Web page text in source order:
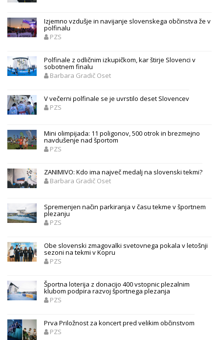
Izjemno vzdušje in navijanje slovenskega občinstva že v
polfinalu
PZS
Polfinale z odličnim izkupičkom, kar štirje Slovenci v
sobotnem finalu
Barbara Gradič Oset
V večerni polfinale se je uvrstilo deset Slovencev
PZS
Mini olimpijada: 11 poligonov, 500 otrok in brezmejno
navdušenje nad športom
PZS
ZANIMIVO: Kdo ima največ medalj na slovenski tekmi?
Barbara Gradič Oset
Spremenjen način parkiranja v času tekme v športnem
plezanju
PZS
Obe slovenski zmagovalki svetovnega pokala v letošnji
sezoni na tekmi v Kopru
PZS
Športna loterija z donacijo 400 vstopnic plezalnim
klubom podpira razvoj športnega plezanja
PZS
Prva Priložnost za koncert pred velikim občinstvom
PZS